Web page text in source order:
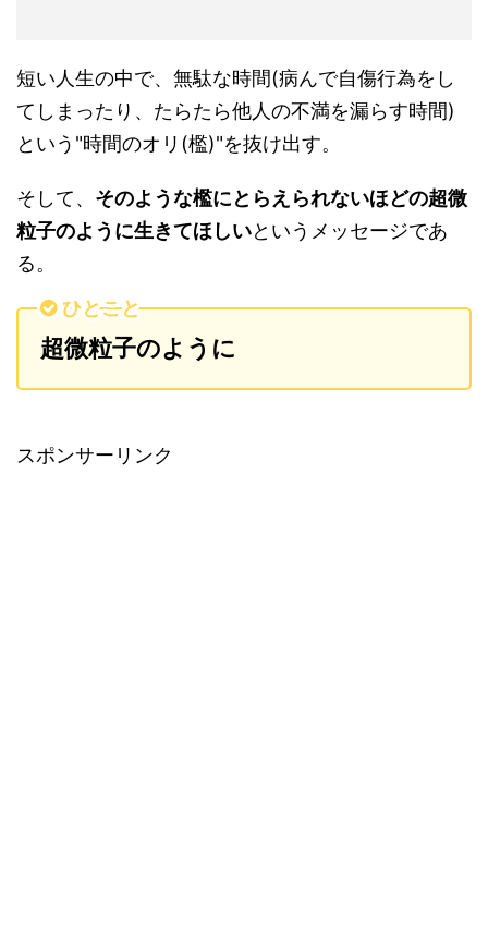
短い人生の中で、無駄な時間(病んで自傷行為をし
てしまったり、たらたら他人の不満を漏らす時間)
という"時間のオリ(檻)"を抜け出す。
そして、 そのような檻にとらえられないほどの超微
粒子のように生きてほしいというメッセージであ
る。
ひとこと
超微粒子のように
スポンサーリンク